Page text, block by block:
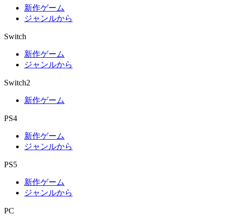
新作ゲーム
ジャンルから
Switch
新作ゲーム
ジャンルから
Switch2
新作ゲーム
PS4
新作ゲーム
ジャンルから
PS5
新作ゲーム
ジャンルから
PC